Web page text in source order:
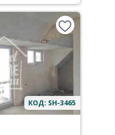
КОД: SH-3465